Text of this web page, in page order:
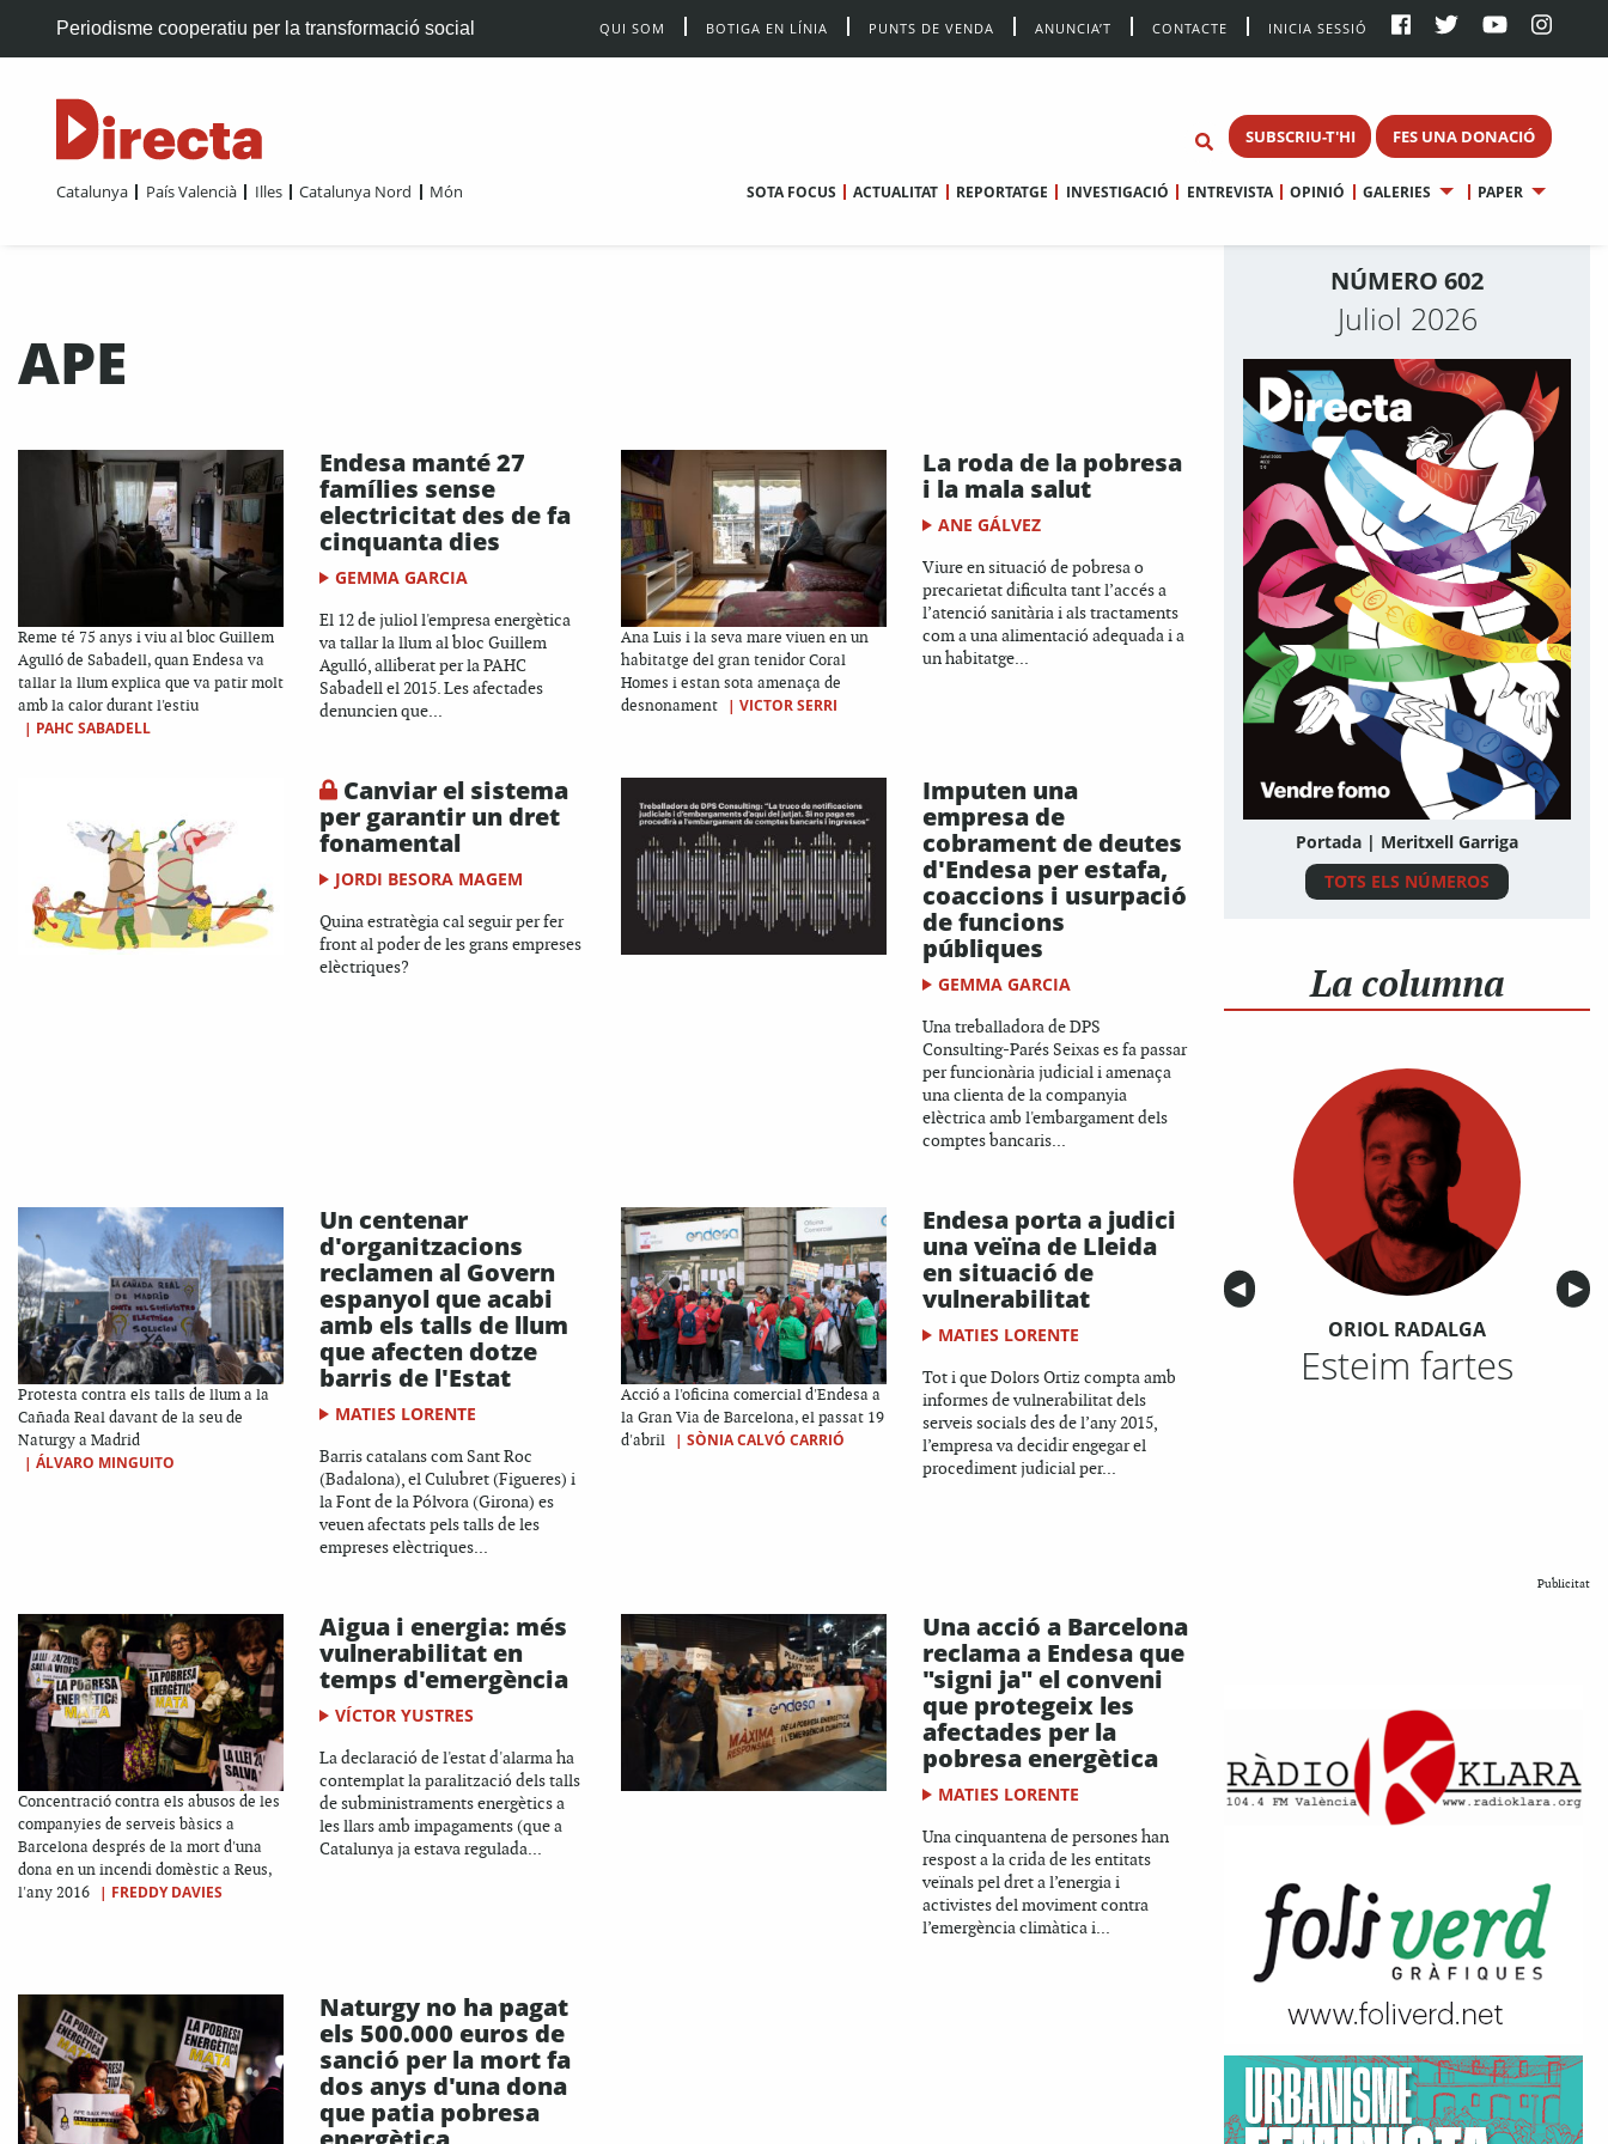
Periodisme cooperatiu per la transformació social QUI SOM BOTIGA EN LÍNIA PUNTS DE VENDA ANUNCIA’T CONTACTE INICIA SESSIÓ
SUBSCRIU-T'HI FES UNA DONACIÓ
Catalunya País Valencià Illes Catalunya Nord Món SOTA FOCUS ACTUALITAT REPORTATGE INVESTIGACIÓ ENTREVISTA OPINIÓ GALERIES PAPER
APE
Reme té 75 anys i viu al bloc Guillem
Agulló de Sabadell, quan Endesa va
tallar la llum explica que va patir molt
amb la calor durant l'estiu
| PAHC SABADELL
Endesa manté 27
famílies sense
electricitat des de fa
cinquanta dies
GEMMA GARCIA
El 12 de juliol l'empresa energètica
va tallar la llum al bloc Guillem
Agulló, alliberat per la PAHC
Sabadell el 2015. Les afectades
denuncien que...
Ana Luis i la seva mare viuen en un
habitatge del gran tenidor Coral
Homes i estan sota amenaça de
desnonament
| VICTOR SERRI
La roda de la pobresa
i la mala salut
ANE GÁLVEZ
Viure en situació de pobresa o
precarietat dificulta tant l’accés a
l’atenció sanitària i als tractaments
com a una alimentació adequada i a
un habitatge...
Canviar el sistema
per garantir un dret
fonamental
JORDI BESORA MAGEM
Quina estratègia cal seguir per fer
front al poder de les grans empreses
elèctriques?
Imputen una
empresa de
cobrament de deutes
d'Endesa per estafa,
coaccions i usurpació
de funcions
públiques
GEMMA GARCIA
Una treballadora de DPS
Consulting-Parés Seixas es fa passar
per funcionària judicial i amenaça
una clienta de la companyia
elèctrica amb l'embargament dels
comptes bancaris...
Protesta contra els talls de llum a la
Cañada Real davant de la seu de
Naturgy a Madrid
| ÁLVARO MINGUITO
Un centenar
d'organitzacions
reclamen al Govern
espanyol que acabi
amb els talls de llum
que afecten dotze
barris de l'Estat
MATIES LORENTE
Barris catalans com Sant Roc
(Badalona), el Culubret (Figueres) i
la Font de la Pólvora (Girona) es
veuen afectats pels talls de les
empreses elèctriques...
Acció a l'oficina comercial d'Endesa a
la Gran Via de Barcelona, el passat 19
d'abril
| SÒNIA CALVÓ CARRIÓ
Endesa porta a judici
una veïna de Lleida
en situació de
vulnerabilitat
MATIES LORENTE
Tot i que Dolors Ortiz compta amb
informes de vulnerabilitat dels
serveis socials des de l’any 2015,
l’empresa va decidir engegar el
procediment judicial per...
Concentració contra els abusos de les
companyies de serveis bàsics a
Barcelona després de la mort d'una
dona en un incendi domèstic a Reus,
l'any 2016
| FREDDY DAVIES
Aigua i energia: més
vulnerabilitat en
temps d'emergència
VÍCTOR YUSTRES
La declaració de l'estat d'alarma ha
contemplat la paralització dels talls
de subministraments energètics a
les llars amb impagaments (que a
Catalunya ja estava regulada...
Una acció a Barcelona
reclama a Endesa que
"signi ja" el conveni
que protegeix les
afectades per la
pobresa energètica
MATIES LORENTE
Una cinquantena de persones han
respost a la crida de les entitats
veïnals pel dret a l’energia i
activistes del moviment contra
l’emergència climàtica i...
Naturgy no ha pagat
els 500.000 euros de
sanció per la mort fa
dos anys d'una dona
que patia pobresa
NÚMERO 602
Juliol 2026
Portada | Meritxell Garriga
TOTS ELS NÚMEROS
La columna
Anterior
◀︎ ▶︎
ORIOL RADALGA
Esteim fartes
Publicitat